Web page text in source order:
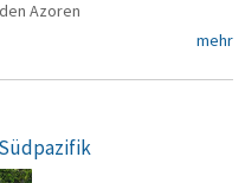
Azoren
mehr